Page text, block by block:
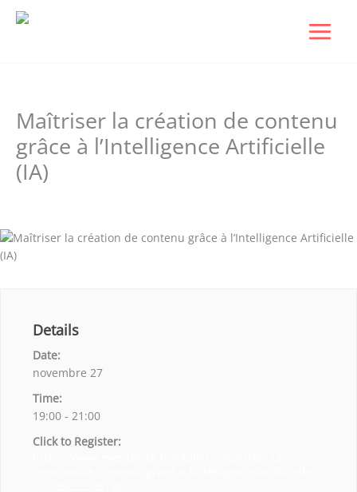
Aller
Maîtriser la création de contenu
grâce à l’Intelligence Artificielle
(IA)
Details
Date:
novembre 27
Time:
19:00 - 21:00
Click to Register: